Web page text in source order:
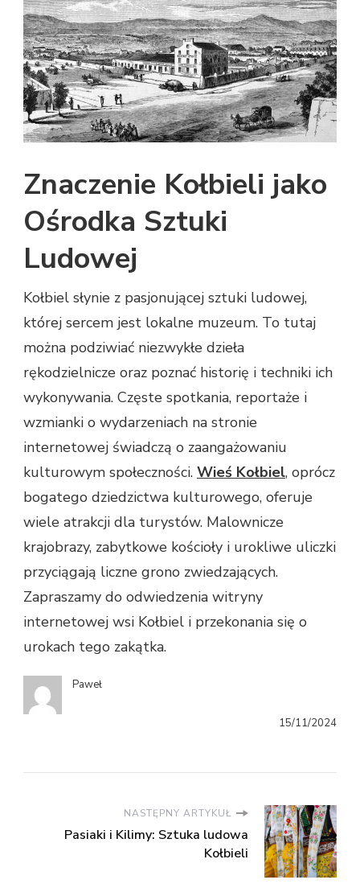
Znaczenie Kołbieli jako
Ośrodka Sztuki
Ludowej
Kołbiel słynie z pasjonującej sztuki ludowej,
której sercem jest lokalne muzeum. To tutaj
można podziwiać niezwykłe dzieła
rękodzielnicze oraz poznać historię i techniki ich
wykonywania. Częste spotkania, reportaże i
wzmianki o wydarzeniach na stronie
internetowej świadczą o zaangażowaniu
kulturowym społeczności. Wieś Kołbiel, oprócz
bogatego dziedzictwa kulturowego, oferuje
wiele atrakcji dla turystów. Malownicze
krajobrazy, zabytkowe kościoły i urokliwe uliczki
przyciągają liczne grono zwiedzających.
Zapraszamy do odwiedzenia witryny
internetowej wsi Kołbiel i przekonania się o
urokach tego zakątka.
Paweł
15/11/2024
NASTĘPNY ARTYKUŁ
Pasiaki i Kilimy: Sztuka ludowa
Kołbieli